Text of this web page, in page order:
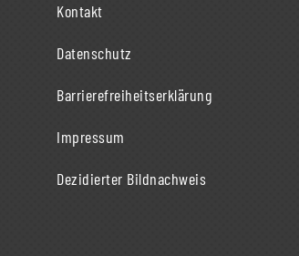
Kontakt
Datenschutz
Barrierefreiheitserklärung
Impressum
Dezidierter Bildnachweis